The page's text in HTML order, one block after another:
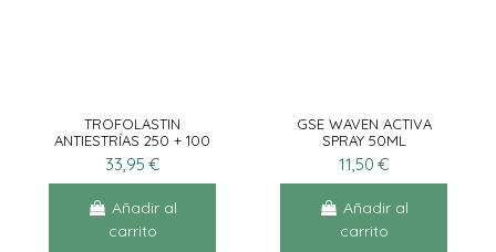
TROFOLASTIN
ANTIESTRÍAS 250 + 100
ML
33,95 €
Añadir al
carrito
GSE WAVEN ACTIVA
SPRAY 50ML
11,50 €
Añadir al
carrito